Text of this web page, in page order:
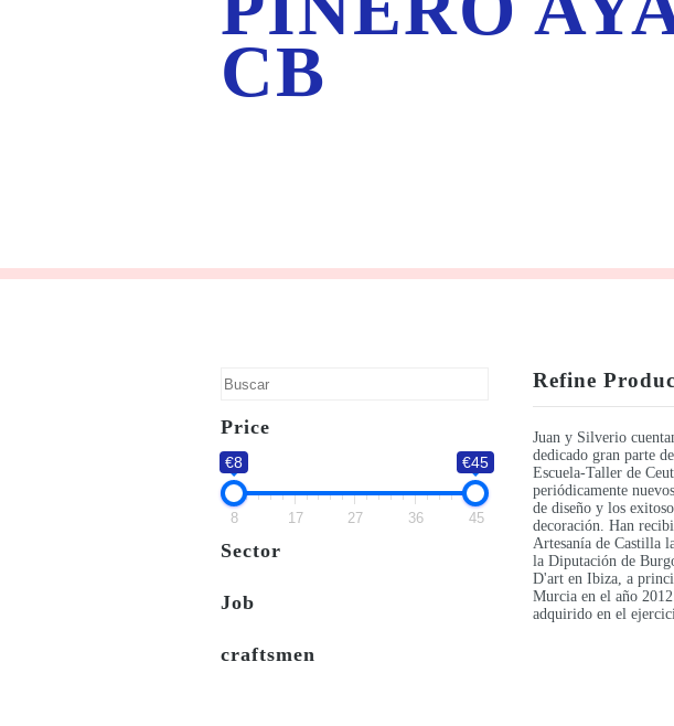
CB
Refine
Juan y Silverio
dedicado gran parte
Escuela-Taller de
periódicamente
de diseño y los
decoración. Han
Artesanía de Castilla
la Diputación de
D'art en Ibiza, a
Murcia en el año
adquirido en el
Price
€8 €45
8 17 27 36 45
Sector
Job
craftsmen